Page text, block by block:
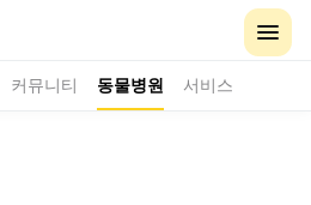
커뮤니티 동물병원 서비스